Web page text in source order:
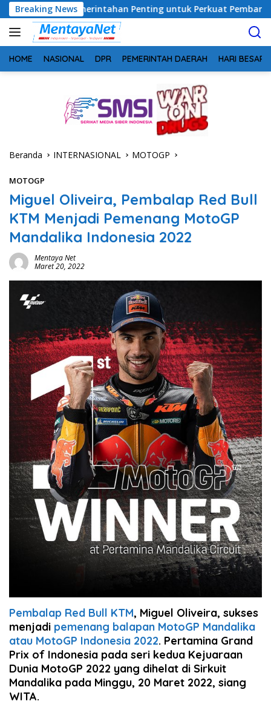
Langsung
ke
konten
Breaking NewsPenting untuk Perkuat Pembangunan Desa
HOME NASIONAL DPR PEMERINTAH DAERAH HARI BESAR
Beranda INTERNASIONAL MOTOGP
MOTOGP
Miguel Oliveira, Pembalap Red Bull
KTM Menjadi Pemenang MotoGP
Mandalika Indonesia 2022
Mentaya Net
Maret 20, 2022
Pembalap Red Bull KTM, Miguel Oliveira, sukses
menjadi pemenang balapan MotoGP Mandalika
atau MotoGP Indonesia 2022. Pertamina Grand
Prix of Indonesia pada seri kedua Kejuaraan
Dunia MotoGP 2022 yang dihelat di Sirkuit
Mandalika pada Minggu, 20 Maret 2022, siang
WITA.